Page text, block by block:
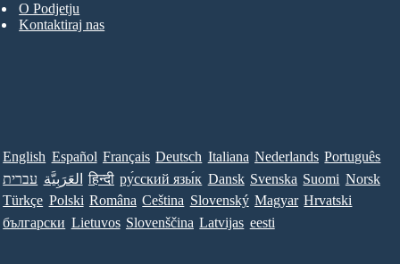
O Podjetju
Kontaktiraj nas
English Español Français Deutsch Italiana Nederlands Português
עברית العَرَبِيَّة हिन्दी ру́сский язы́к Dansk Svenska Suomi Norsk
Türkçe Polski Româna Ceština Slovenský Magyar Hrvatski
български Lietuvos Slovenščina Latvijas eesti